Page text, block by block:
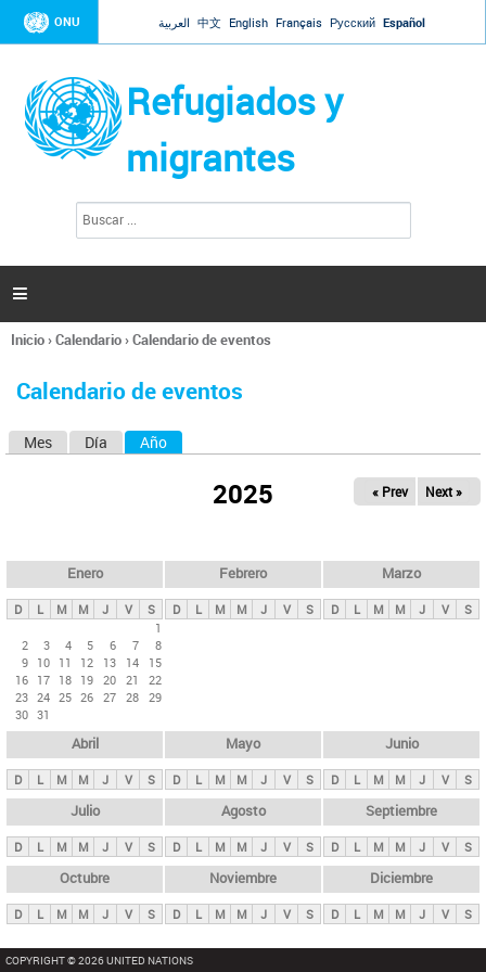
Jump to navigation
ONU العربية 中文 English Français Русский Español
Refugiados y
migrantes
l
d
s

Se
usted
Inicio›Calendario›Calendario de eventos
Calendario de eventos
s
p
n
c
i
p
l
e
s
Mes Día Año
2025 « Prev Next »
Enero
D L M M J V
S
1
2
3 4 5 6 7
8
9 10 11 12 13 14
15
16 17 18 19 20 21
22
23 24 25 26 27 28 29
30 31
Febrero
D L M M J V S
Marzo
D L M M J V S
Abril
D L M M J V S
Mayo
D L M M J V S
Junio
D L M M J V S
Julio
D L M M J V S
Agosto
D L M M J V S
Septiembre
D L M M J V S
Octubre
D L M M J V S
Noviembre
D L M M J V S
Diciembre
D L M M J V S
COPYRIGHT © 2026 UNITED NATIONS